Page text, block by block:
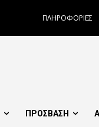
ΠΛΗΡΟΦΟΡΙΕΣ
ΠΡΟΣΒΑΣΗ